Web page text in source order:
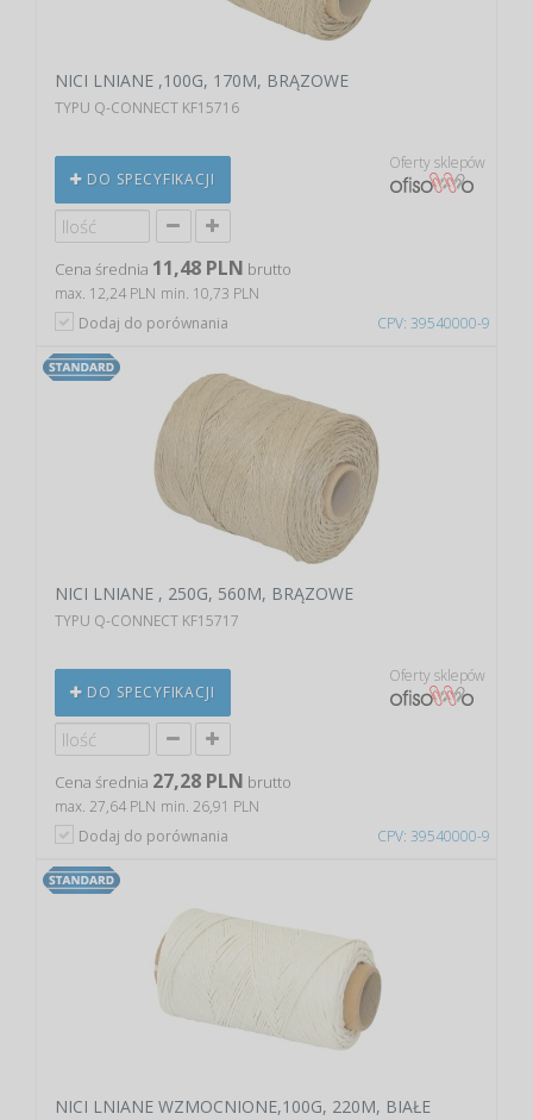
CPV: 39540000-9
NICI LNIANE ,100G, 170M, BRĄZOWE
TYPU Q-CONNECT KF15716
DO SPECYFIKACJI
Oferty sklepów
Cena średnia 11,48 PLN brutto
max. 12,24 PLN min. 10,73 PLN
Dodaj do porównania
CPV: 39540000-9
NICI LNIANE , 250G, 560M, BRĄZOWE
TYPU Q-CONNECT KF15717
DO SPECYFIKACJI
Oferty sklepów
Cena średnia 27,28 PLN brutto
max. 27,64 PLN min. 26,91 PLN
Dodaj do porównania
NICI LNIANE WZMOCNIONE,100G, 220M, BIAŁE